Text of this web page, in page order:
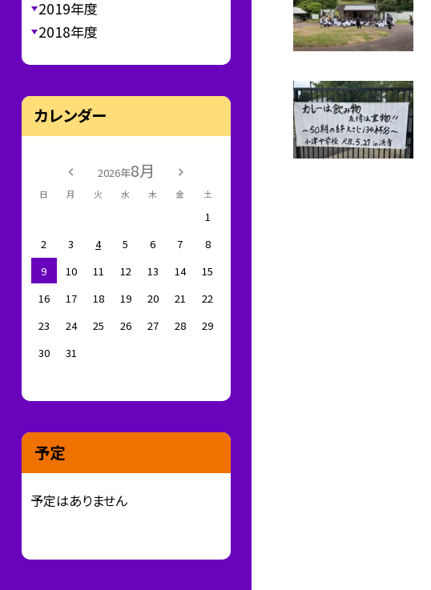
2019年度
2018年度
カレンダー
2026年8月
日 月 火 水 木 金 土
1
2
3 4 5 6 7
8
9
10 11 12 13 14
15
16
17 18 19 20 21
22
23
24 25 26 27 28
29
30
31
予定
予定はありません